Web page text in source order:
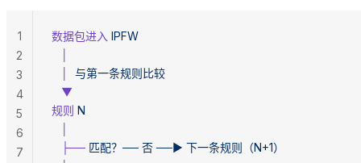
数据包进入 IPFW
  与第一条规则比较
   ▼
规则 N
   ├──
匹配？── 否 ──► 下一条规则（N+1）
1
2
3
4
5
6
7